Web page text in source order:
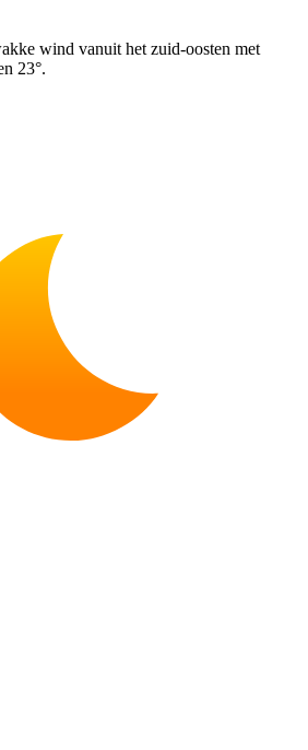
wind vanuit het zuid-oosten met
23°.